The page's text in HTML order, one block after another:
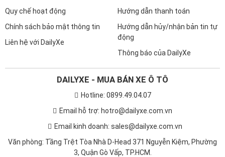
Quy chế hoạt động
Chính sách bảo mật thông tin
Liên hệ với DailyXe
Hướng dẫn thanh toán
Hướng dẫn hủy/nhận bản tin tự
động
Thông báo của DailyXe
DAILYXE - MUA BÁN XE Ô TÔ
Hotline: 0899.49.04.07
Email hỗ trợ: hotro@dailyxe.com.vn
Email kinh doanh: sales@dailyxe.com.vn
Văn phòng: Tầng Trệt Tòa Nhà D-Head 371 Nguyễn Kiệm, Phường
3, Quận Gò Vấp, TP.HCM.